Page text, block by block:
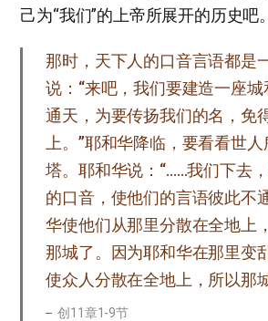
己为“我们”的上帝所展开的历史吧。
那时，天下人的口音言语都是
说：“来吧，我们要建造一座
通天，为要传扬我们的名，免
上。”耶和华降临，要看看世
塔。耶和华说：“……我们下去
的口音，使他们的言语彼此不
华使他们从那里分散在全地上
那城了。因为耶和华在那里变
使众人分散在全地上，所以那
创11章1-9节